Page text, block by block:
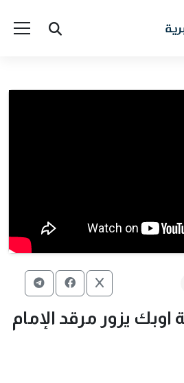
يزور مرقد الإمام